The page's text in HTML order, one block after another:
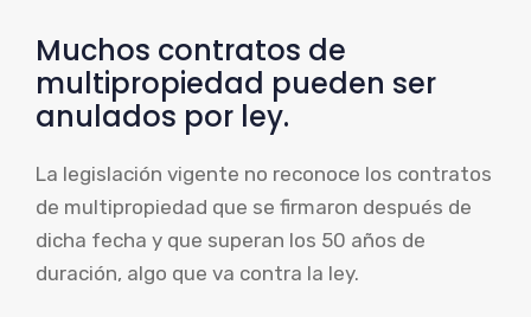
Muchos contratos de
multipropiedad pueden ser
anulados por ley.
La legislación vigente no reconoce los contratos
de multipropiedad que se firmaron después de
dicha fecha y que superan los 50 años de
duración, algo que va contra la ley.